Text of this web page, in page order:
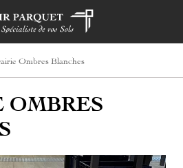
Ombres Blanches